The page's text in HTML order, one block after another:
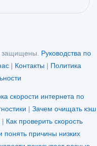
защищены.
Руководства по
| Контакты | Политика
скорости интернета по
| Зачем очищать кэш
| Как проверить скорость
причины низких